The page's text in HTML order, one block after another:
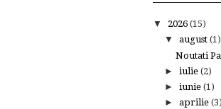
▼ 2026 (15)
▼ august (1)
Noutati
► iulie (2)
► iunie (1)
► aprilie (3)